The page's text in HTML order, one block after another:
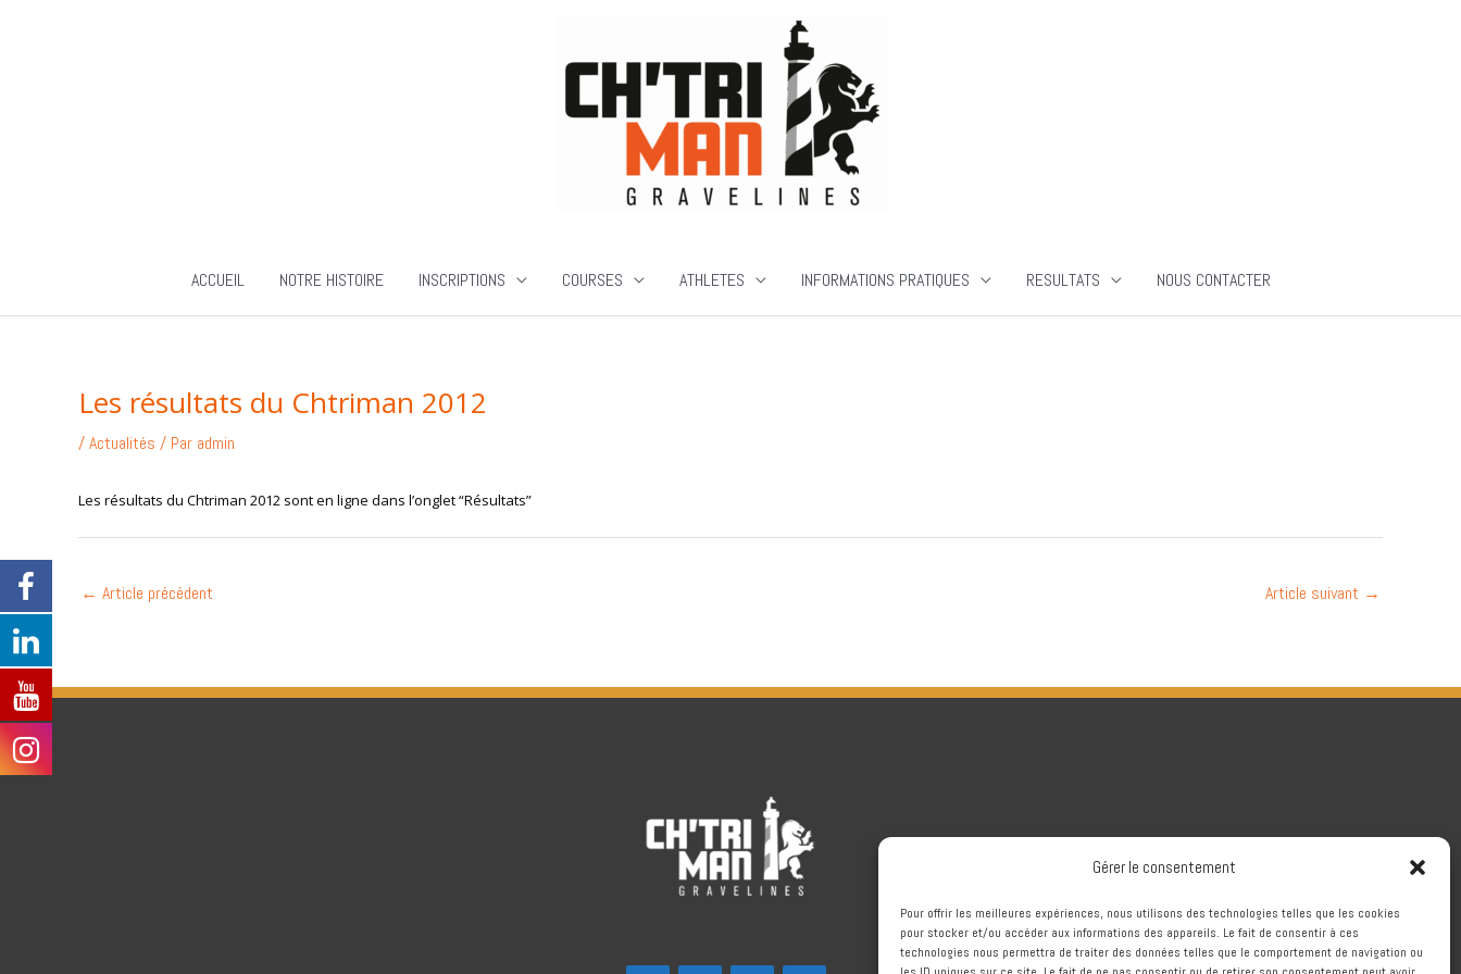
Gérer le consentement
Pour offrir les meilleures expériences, nous utilisons des technologies telles que les cookies
pour stocker et/ou accéder aux informations des appareils. Le fait de consentir à ces
technologies nous permettra de traiter des données telles que le comportement de navigation ou
ACCUEIL NOTRE HISTOIRE INSCRIPTIONS COURSES ATHLETES INFORMATIONS PRATIQUES RESULTATS NOUS CONTACTER
Les résultats du Chtriman 2012
/Actualités / Par admin
Les résultats du Chtriman 2012 sont en ligne dans l’onglet “Résultats”
← Article précédent Article suivant →